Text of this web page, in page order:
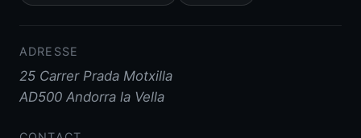
ADRESSE
25 Carrer Prada Motxilla
AD500 Andorra la Vella